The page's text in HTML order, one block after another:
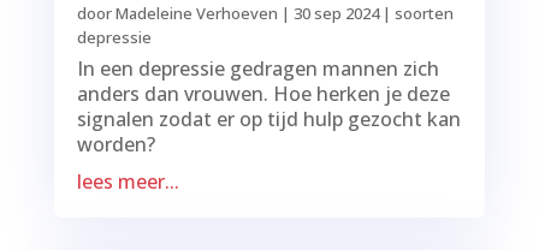
doorMadeleine Verhoeven | 30 sep 2024| soorten
depressie
In een depressie gedragen mannen zich
anders dan vrouwen. Hoe herken je deze
signalen zodat er op tijd hulp gezocht kan
worden?
lees meer...